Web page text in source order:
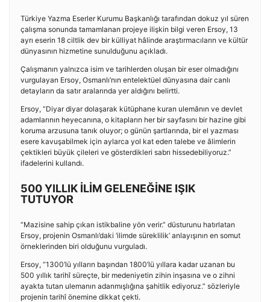
Türkiye Yazma Eserler Kurumu Başkanlığı tarafından dokuz yıl süren
çalışma sonunda tamamlanan projeye ilişkin bilgi veren Ersoy, 13
ayrı eserin 18 ciltlik dev bir külliyat hâlinde araştırmacıların ve kültür
dünyasının hizmetine sunulduğunu açıkladı.
Çalışmanın yalnızca isim ve tarihlerden oluşan bir eser olmadığını
vurgulayan Ersoy, Osmanlı’nın entelektüel dünyasına dair canlı
detayların da satır aralarında yer aldığını belirtti.
Ersoy, “Diyar diyar dolaşarak kütüphane kuran ulemânın ve devlet
adamlarının heyecanına, o kitapların her bir sayfasını bir hazine gibi
koruma arzusuna tanık oluyor; o günün şartlarında, bir el yazması
esere kavuşabilmek için aylarca yol kat eden talebe ve âlimlerin
çektikleri büyük çileleri ve gösterdikleri sabrı hissedebiliyoruz.”
ifadelerini kullandı.
500 YILLIK İLİM GELENEĞİNE IŞIK
TUTUYOR
“Mazisine sahip çıkan istikbaline yön verir.” düsturunu hatırlatan
Ersoy, projenin Osmanlı’daki ‘ilimde süreklilik’ anlayışının en somut
örneklerinden biri olduğunu vurguladı.
Ersoy, “1300’lü yılların başından 1800’lü yıllara kadar uzanan bu
500 yıllık tarihî süreçte, bir medeniyetin zihin inşasına ve o zihni
ayakta tutan ulemanın adanmışlığına şahitlik ediyoruz.” sözleriyle
projenin tarihî önemine dikkat çekti.